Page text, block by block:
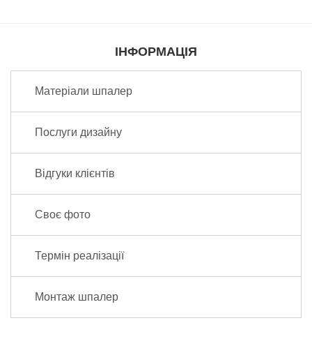
ІНФОРМАЦІЯ
Матеріали шпалер
Послуги дизайну
Відгуки клієнтів
Своє фото
Термін реалізації
Монтаж шпалер